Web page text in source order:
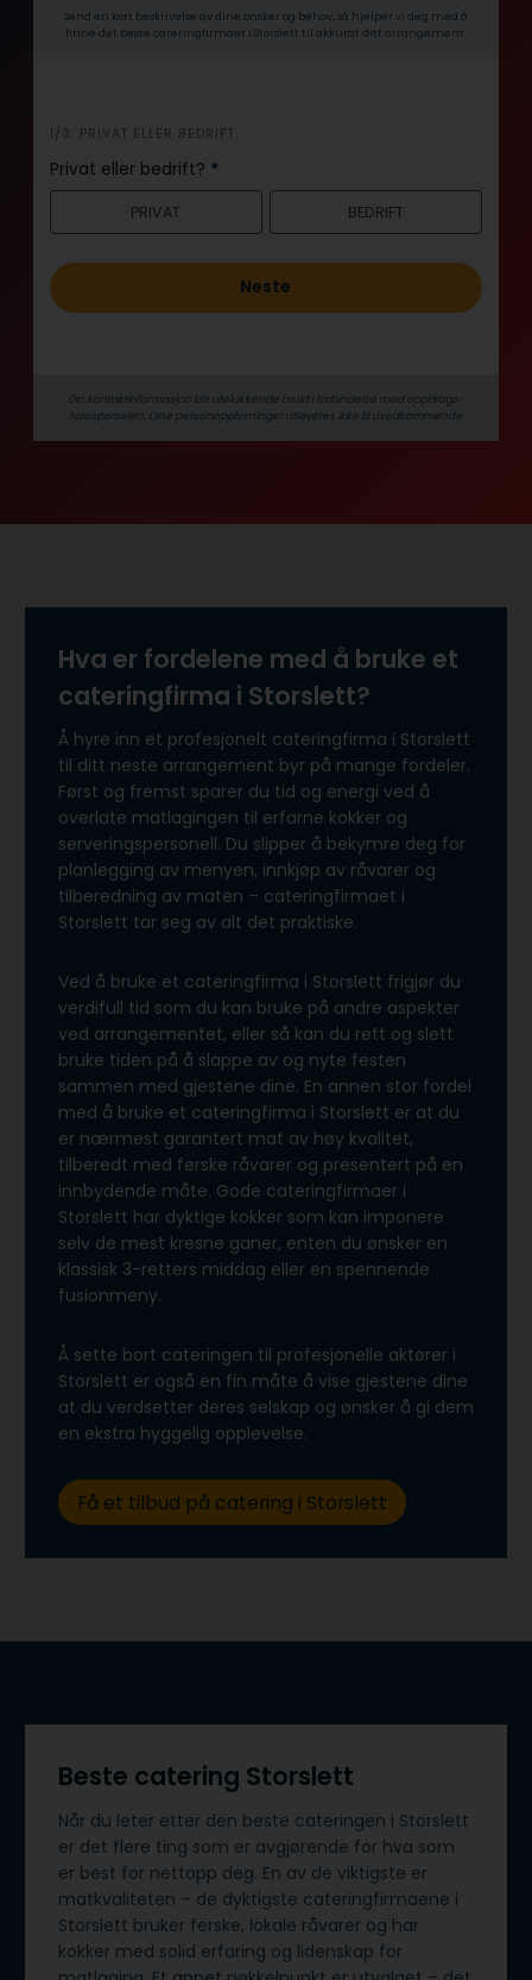
Send en kort beskrivelse av dine ønsker og behov, så hjelper vi deg med å
finne det beste cateringfirmaet i Storslett til akkurat ditt arrangement.
i
n
n
o
d
1/3: PRIVAT ELLER BEDRIFT
Privat eller bedrift? *
PRIVAT BEDRIFT
Neste
Din kontaktinformasjon blir utelukkende brukt i forbindelse med oppdrags­
forespørselen. Dine person­­opplysninger utleveres ikke til uvedkommende.
Hva er fordelene med å bruke et
cateringfirma i Storslett?
Å hyre inn et profesjonelt cateringfirma i Storslett
til ditt neste arrangement byr på mange fordeler.
Først og fremst sparer du tid og energi ved å
overlate matlagingen til erfarne kokker og
serveringspersonell. Du slipper å bekymre deg for
planlegging av menyen, innkjøp av råvarer og
tilberedning av maten – cateringfirmaet i
Storslett tar seg av alt det praktiske.
Ved å bruke et cateringfirma i Storslett frigjør du
verdifull tid som du kan bruke på andre aspekter
ved arrangementet, eller så kan du rett og slett
bruke tiden på å slappe av og nyte festen
sammen med gjestene dine. En annen stor fordel
med å bruke et cateringfirma i Storslett er at du
er nærmest garantert mat av høy kvalitet,
tilberedt med ferske råvarer og presentert på en
innbydende måte. Gode cateringfirmaer i
Storslett har dyktige kokker som kan imponere
selv de mest kresne ganer, enten du ønsker en
klassisk 3-retters middag eller en spennende
fusionmeny.
Å sette bort cateringen til profesjonelle aktører i
Storslett er også en fin måte å vise gjestene dine
at du verdsetter deres selskap og ønsker å gi dem
en ekstra hyggelig opplevelse.
Få et tilbud på catering i Storslett
Beste catering Storslett
Når du leter etter den beste cateringen i Storslett
er det flere ting som er avgjørende for hva som
er best for nettopp deg. En av de viktigste er
matkvaliteten – de dyktigste cateringfirmaene i
Storslett bruker ferske, lokale råvarer og har
kokker med solid erfaring og lidenskap for